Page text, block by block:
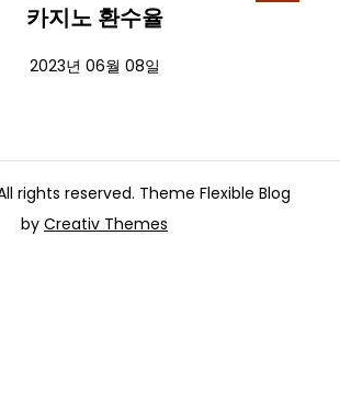
카지노 환수율
2023년 06월 08일
rights reserved. Theme Flexible Blog
by Creativ Themes